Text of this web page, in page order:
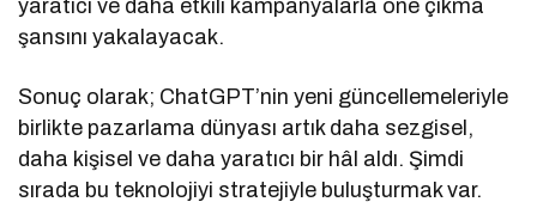
yaratıcı ve daha etkili kampanyalarla öne çıkma
şansını yakalayacak.
Sonuç olarak; ChatGPT’nin yeni güncellemeleriyle
birlikte pazarlama dünyası artık daha sezgisel,
daha kişisel ve daha yaratıcı bir hâl aldı. Şimdi
sırada bu teknolojiyi stratejiyle buluşturmak var.